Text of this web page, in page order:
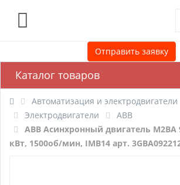
Отправить заявку
Каталог товаров
Автоматизация и электродвигатели
Электродвигатели
ABB
ABB Асинхронный двигатель M2BA
кВт, 1500об/мин, IMB14 арт.